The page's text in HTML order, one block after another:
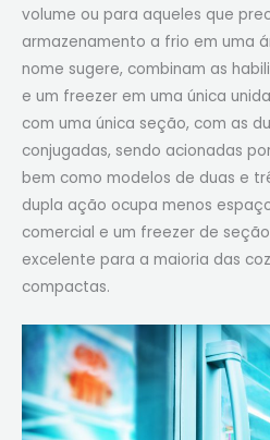
volume ou para aqueles que
armazenamento a frio em uma
nome sugere, combinam as
e um freezer em uma única
com uma única seção, com as
conjugadas, sendo acionadas
bem como modelos de duas e
dupla ação ocupa menos
comercial e um freezer de
excelente para a maioria das
compactas.